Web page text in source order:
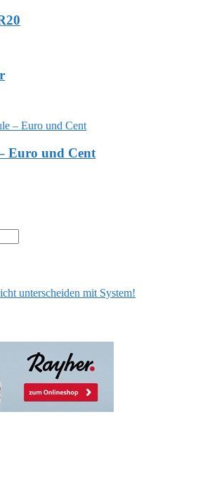
Euro und Cent
unterscheiden mit System!